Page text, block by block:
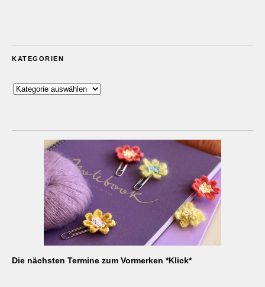
KATEGORIEN
Kategorien
Die nächsten Termine zum Vormerken *Klick*